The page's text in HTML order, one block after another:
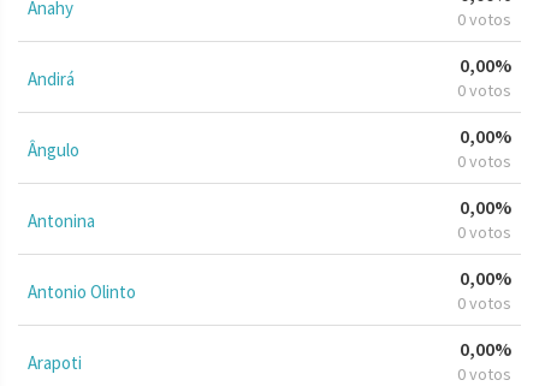
Anahy 0 votos
Andirá
0,00%
0 votos
Ângulo
0,00%
0 votos
Antonina
0,00%
0 votos
Antonio Olinto
0,00%
0 votos
Arapoti
0,00%
0 votos